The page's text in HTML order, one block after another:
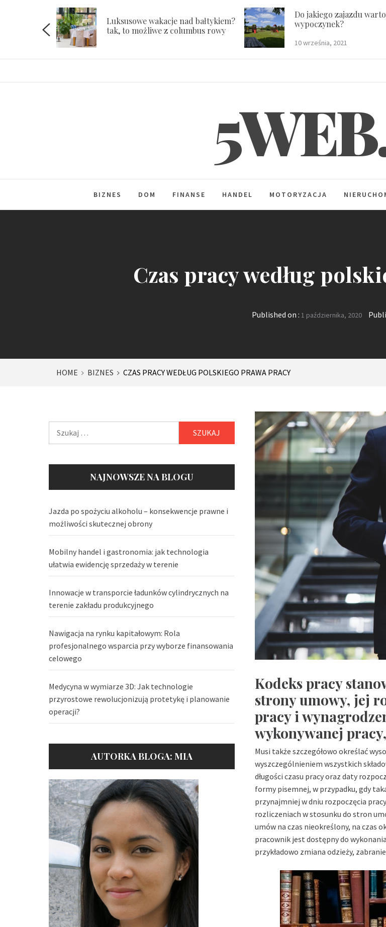
Luksusowe wakacje nad bałtykiem?
tak, to możliwe z columbus rowy
Do jakiego zajazdu
wypoczynek?
10 września, 2021
BIZNES DOM FINANSE HANDEL MOTORYZACJA
Czas pracy według
Published on : 1 października, 2020
HOME BIZNES CZAS PRACY WEDŁUG POLSKIEGO PRAWA PRACY
Kodeks pracy
strony umowy, jej
pracy i
wykonywanej
Musi także szczegółowo określać
wyszczególnieniem wszystkich
długości czasu pracy oraz daty
formy pisemnej, w przypadku, gdy
przynajmniej w dniu rozpoczęcia
rozliczeniach w stosunku do stron
umów na czas nieokreślony, na czas
pracownik jest dostępny do
przykładowo zmiana odzieży,
NAJNOWSZE NA BLOGU
Jazda po spożyciu alkoholu – konsekwencje prawne i
możliwości skutecznej obrony
Mobilny handel i gastronomia: jak technologia
ułatwia ewidencję sprzedaży w terenie
Innowacje w transporcie ładunków cylindrycznych na
terenie zakładu produkcyjnego
Nawigacja na rynku kapitałowym: Rola
profesjonalnego wsparcia przy wyborze finansowania
celowego
Medycyna w wymiarze 3D: Jak technologie
przyrostowe rewolucjonizują protetykę i planowanie
operacji?
AUTORKA BLOGA: MIA